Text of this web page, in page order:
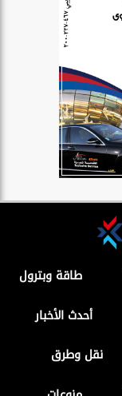
طاقة وبترول
أحدث الأخبار
نقل وطرق